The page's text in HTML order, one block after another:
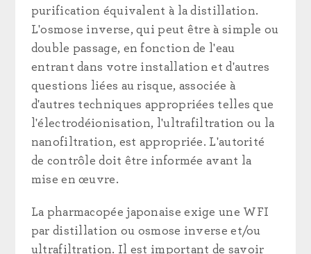
purification équivalent à la distillation.
L'osmose inverse, qui peut être à simple ou
double passage, en fonction de l'eau
entrant dans votre installation et d'autres
questions liées au risque, associée à
d'autres techniques appropriées telles que
l'électrodéionisation, l'ultrafiltration ou la
nanofiltration, est appropriée. L'autorité
de contrôle doit être informée avant la
mise en œuvre.
La pharmacopée japonaise exige une WFI
par distillation ou osmose inverse et/ou
ultrafiltration. Il est important de savoir